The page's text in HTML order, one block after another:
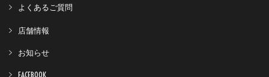
よくあるご質問
店舗情報
お知らせ
FACEBOOK